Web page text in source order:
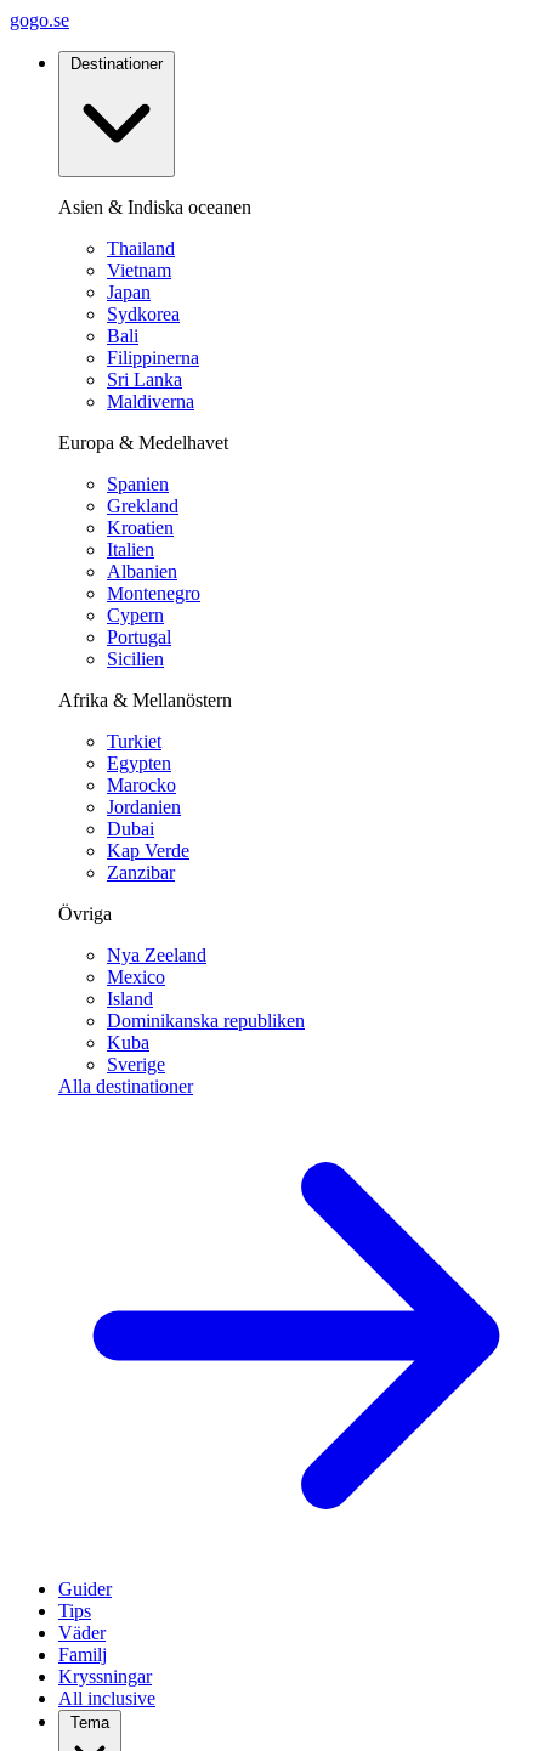
gogo.se
Destinationer
Asien & Indiska oceanen
Thailand
Vietnam
Japan
Sydkorea
Bali
Filippinerna
Sri Lanka
Maldiverna
Europa & Medelhavet
Spanien
Grekland
Kroatien
Italien
Albanien
Montenegro
Cypern
Portugal
Sicilien
Afrika & Mellanöstern
Turkiet
Egypten
Marocko
Jordanien
Dubai
Kap Verde
Zanzibar
Övriga
Nya Zeeland
Mexico
Island
Dominikanska republiken
Kuba
Sverige
Alla destinationer
Guider
Tips
Väder
Familj
Kryssningar
All inclusive
Tema